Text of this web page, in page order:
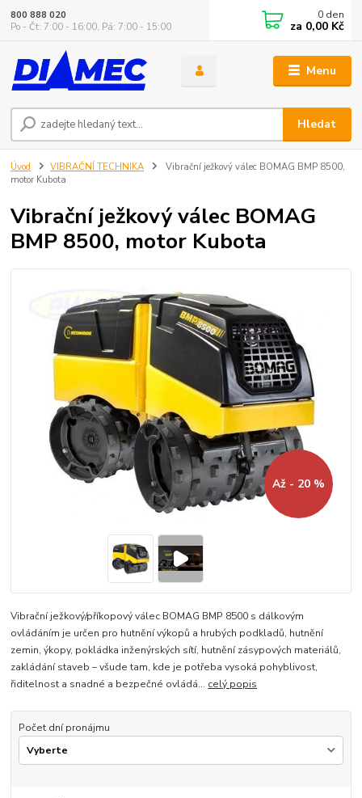
Menu
Hledat
800 888 020
Po - Čt: 7:00 - 16:00, Pá: 7:00 - 15:00
0 den
za 0,00 Kč
Úvod VIBRAČNÍ TECHNIKA
Vibrační ježkový válec BOMAG BMP 8500,
motor Kubota
Vibrační ježkový válec BOMAG
BMP 8500, motor Kubota
Až - 20 %
Vibrační ježkový/příkopový válec BOMAG BMP 8500 s dálkovým
ovládáním je určen pro hutnění výkopů a hrubých podkladů, hutnění
zemin, ýkopy, pokládka inženýrských sítí, hutnění zásypových materiálů,
zakládání staveb – všude tam, kde je potřeba vysoká pohyblivost,
řiditelnost a snadné a bezpečné ovládá... celý popis
Počet dní pronájmu